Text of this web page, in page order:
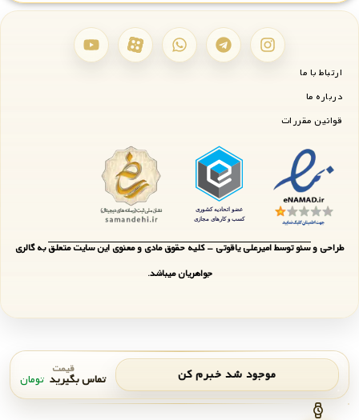
موجود شد خبرم کن قیمت
تماس بگیرید تومان
ارتباط با ما
درباره ما
قوانین مقررات
طراحی و سئو توسط امیرعلی یاقوتی - کلیه حقوق مادی و معنوی این سایت متعلق به گالری
جواهریان میباشد.